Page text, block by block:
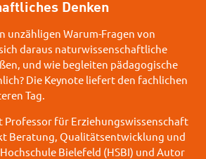
Denken
unzähligen Warum-Fragen von
daraus naturwissenschaftliche
und wie begleiten pädagogische
Die Keynote liefert den fachlichen
Tag.
Professor für Erziehungswissenschaft
Beratung, Qualitätsentwicklung und
Bielefeld (HSBI) und Autor